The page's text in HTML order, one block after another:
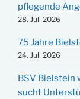
pflegende
28. Juli 2026
75 Jahre
24. Juli 2026
BSV Bielstein
sucht